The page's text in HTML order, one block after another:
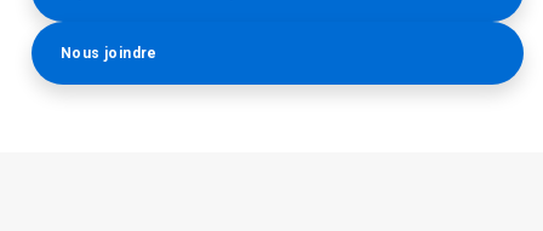
Nous joindre